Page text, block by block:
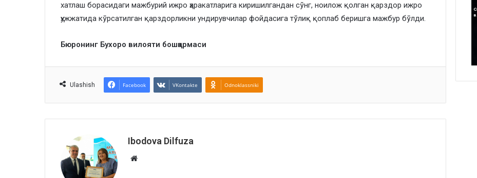
хатлаш борасидаги мажбурий ижро ҳаракатларига киришилгандан сўнг, ноилож қолган қарздор ижро
ҳужжатида кўрсатилган қарздорликни ундирувчилар фойдасига тўлиқ қоплаб беришга мажбур бўлди.
Бюронинг Бухоро вилояти бошқармаси
Ulashish Facebook VKontakte Odnoklassniki
Ibodova Dilfuza
Website